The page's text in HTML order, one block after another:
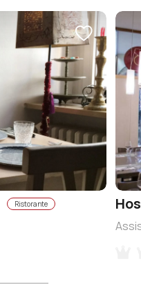
Ristorante